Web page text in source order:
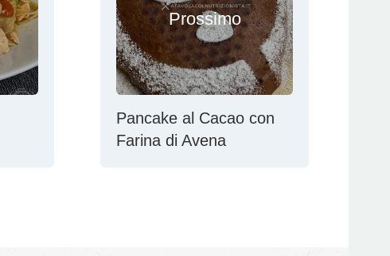
Prossimo
Pancake al Cacao con
Farina di Avena